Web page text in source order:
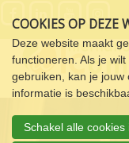
links
over
Spring
naar
de
navigatie
Spring
COOKIES OP DEZE
Deze website maakt
functioneren. Als je
gebruiken, kan je jouw
informatie is
Schakel alle cookies